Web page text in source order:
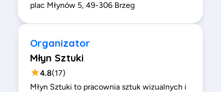
plac Młynów 5, 49-306 Brzeg
Organizator
Młyn Sztuki
4.8(17)
Młyn Sztuki to pracownia sztuk wizualnych i